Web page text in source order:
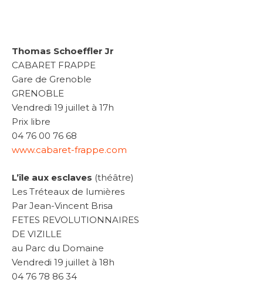
Thomas Schoeffler Jr
CABARET FRAPPE
Gare de Grenoble
GRENOBLE
Vendredi 19 juillet à 17h
Prix libre
04 76 00 76 68
www.cabaret-frappe.com
L’île aux esclaves (théâtre)
Les Tréteaux de lumières
Par Jean-Vincent Brisa
FETES REVOLUTIONNAIRES
DE VIZILLE
au Parc du Domaine
Vendredi 19 juillet à 18h
04 76 78 86 34